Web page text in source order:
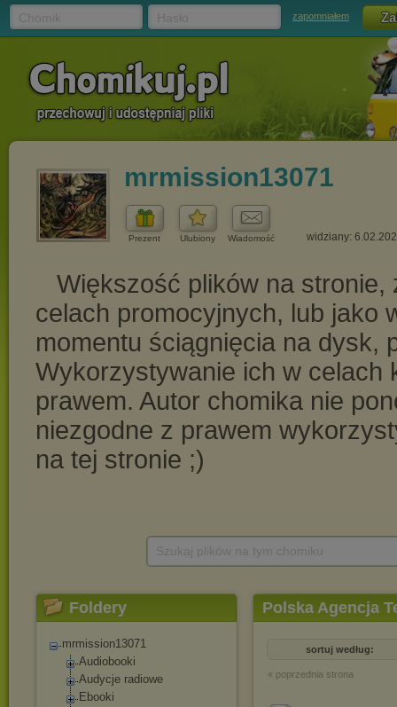
zapomniałem
mrmission13071
Prezent Ulubiony Wiadomość widziany:
Foldery
mrmission13071
Audiobooki
Audycje radiowe
Ebooki
Polska Agencja
sortuj według:
« poprzednia strona